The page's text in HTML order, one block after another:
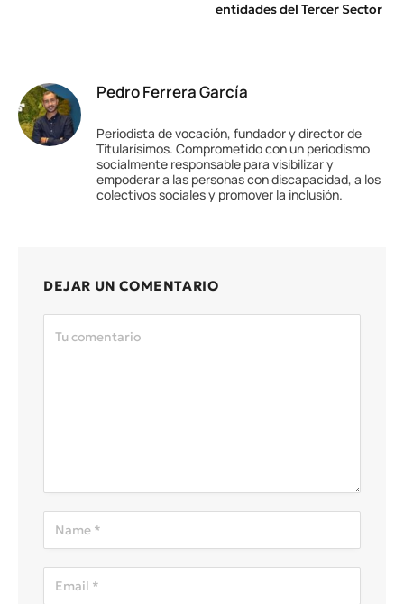
entidades del Tercer Sector
Pedro Ferrera García
Periodista de vocación, fundador y director de
Titularísimos. Comprometido con un periodismo
socialmente responsable para visibilizar y
empoderar a las personas con discapacidad, a los
colectivos sociales y promover la inclusión.
DEJAR UN COMENTARIO